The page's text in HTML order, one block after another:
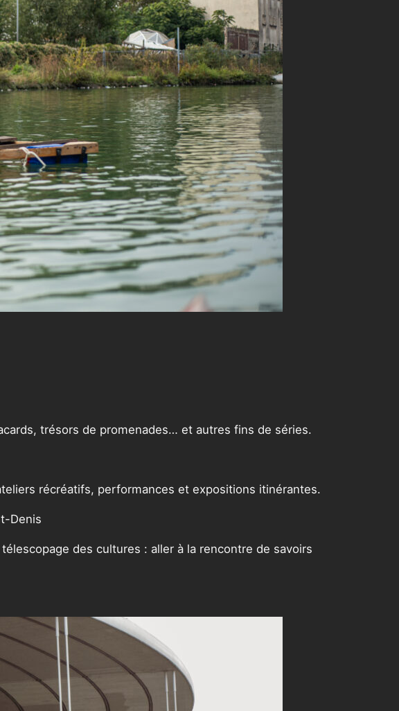
trésors de promenades… et autres fins de séries.
récréatifs, performances et expositions itinérantes.
Denis
des cultures : aller à la rencontre de savoirs